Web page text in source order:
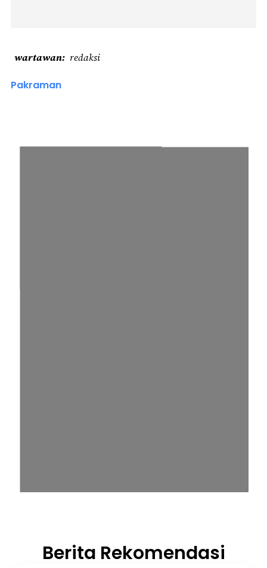
wartawan redaksi
Pakraman
Berita Rekomendasi